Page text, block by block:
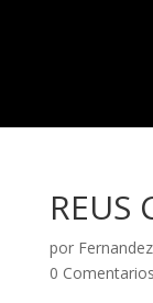
REUS
por
0 Comentarios